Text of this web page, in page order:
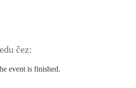
čez:
event is finished.